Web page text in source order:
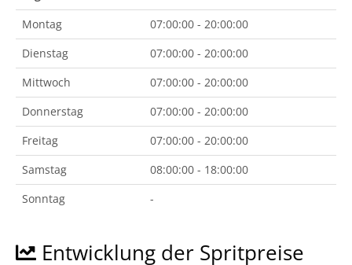
Montag
07:00:00 - 20:00:00
Dienstag
07:00:00 - 20:00:00
Mittwoch
07:00:00 - 20:00:00
Donnerstag
07:00:00 - 20:00:00
Freitag
07:00:00 - 20:00:00
Samstag
08:00:00 - 18:00:00
Sonntag
-
Entwicklung der Spritpreise